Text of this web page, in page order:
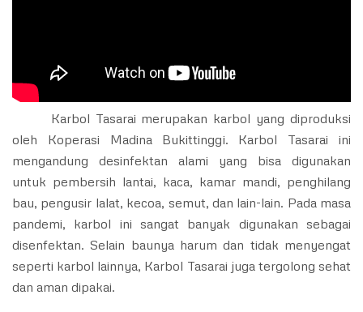
Karbol Tasarai merupakan karbol yang diproduksi
oleh Koperasi Madina Bukittinggi. Karbol Tasarai ini
mengandung desinfektan alami yang bisa digunakan
untuk pembersih lantai, kaca, kamar mandi, penghilang
bau, pengusir lalat, kecoa, semut, dan lain-lain. Pada masa
pandemi, karbol ini sangat banyak digunakan sebagai
disenfektan. Selain baunya harum dan tidak menyengat
seperti karbol lainnya, Karbol Tasarai juga tergolong sehat
dan aman dipakai.